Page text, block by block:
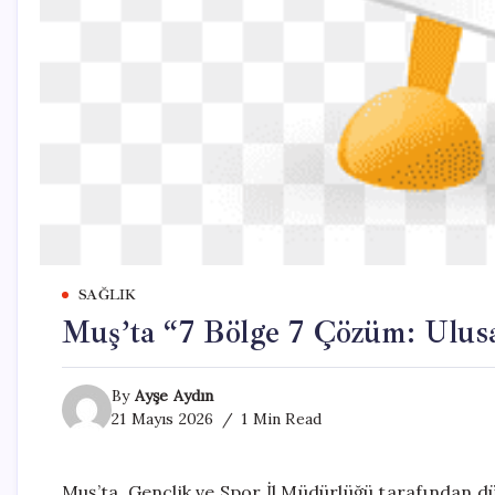
SAĞLIK
Muş’ta “7 Bölge 7 Çözüm:
By Ayşe Aydın
21 Mayıs 2026
1 Min Read